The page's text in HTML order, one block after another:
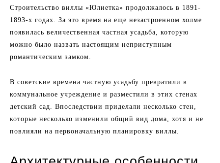
Строительство виллы «Юлиетка» продолжалось в 1891-
1893-х годах. За это время на еще незастроенном холме
появилась величественная частная усадьба, которую
можно было назвать настоящим неприступным
романтическим замком.
В советские времена частную усадьбу превратили в
коммунальное учреждение и разместили в этих стенах
детский сад. Впоследствии приделали несколько стен,
которые несколько изменили общий вид дома, хотя и не
повлияли на первоначальную планировку виллы.